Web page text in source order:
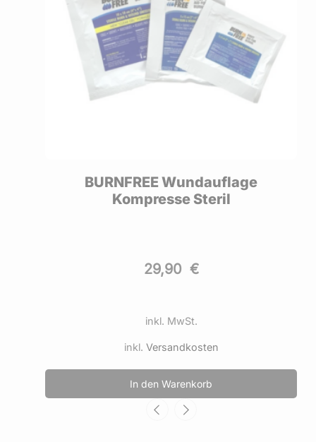
BURNFREE Wundauflage
Kompresse Steril
29,90 €
inkl. MwSt.
inkl. Versandkosten
In den Warenkorb